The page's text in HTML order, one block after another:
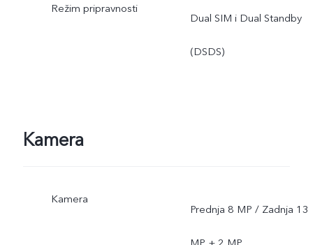
Režim pripravnosti
Dual SIM i Dual Standby
(DSDS)
Kamera
Kamera
Prednja 8 MP / Zadnja 13